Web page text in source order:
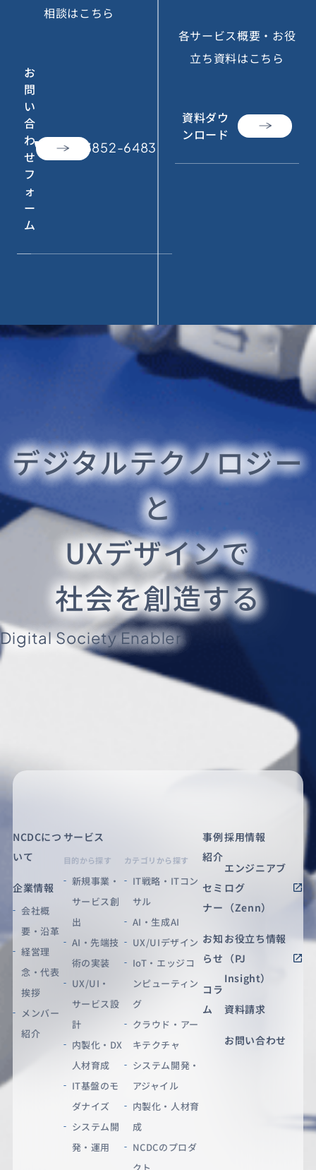
相談はこちら
お
問
い
合
わ
せ
フ
ォ
ー
ム
call 050-3852-6483
各サービス概要・お役
立ち資料はこちら
資料ダウ
ンロード
デジタルテクノロジー
と
UXデザインで
社会を創造する
Digital Society Enabler.
NCDCにつ
いて
企業情報
会社概
要・沿革
経営理
念・代表
挨拶
メンバー
紹介
サービス
目的から探す
新規事業・
サービス創
出
AI・先端技
術の実装
UX/UI・
サービス設
計
内製化・DX
人材育成
IT基盤のモ
ダナイズ
システム開
発・運用
カテゴリから探す
IT戦略・ITコン
サル
AI・生成AI
UX/UIデザイン
IoT・エッジコ
ンピューティン
グ
クラウド・アー
キテクチャ
システム開発・
アジャイル
内製化・人材育
成
NCDCのプロダ
事例
紹介
セミ
ナー
お知
らせ
コラ
ム
採用情報
エンジニアブ
ログ
（Zenn）
お役立ち情報
（PJ
Insight）
資料請求
お問い合わせ